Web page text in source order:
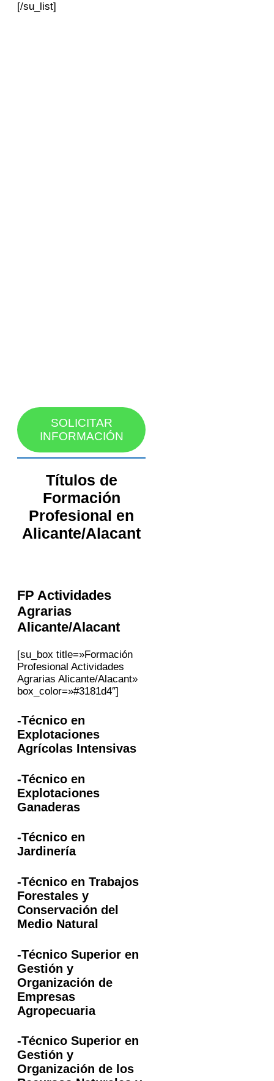
[/su_list]
SOLICITAR
INFORMACIÓN
Títulos de
Formación
Profesional en
Alicante/Alacant
FP Actividades
Agrarias
Alicante/Alacant
[su_box title=»Formación
Profesional Actividades
Agrarias Alicante/Alacant»
box_color=»#3181d4″]
-Técnico en
Explotaciones
Agrícolas Intensivas
-Técnico en
Explotaciones
Ganaderas
-Técnico en
Jardinería
-Técnico en Trabajos
Forestales y
Conservación del
Medio Natural
-Técnico Superior en
Gestión y
Organización de
Empresas
Agropecuaria
-Técnico Superior en
Gestión y
Organización de los